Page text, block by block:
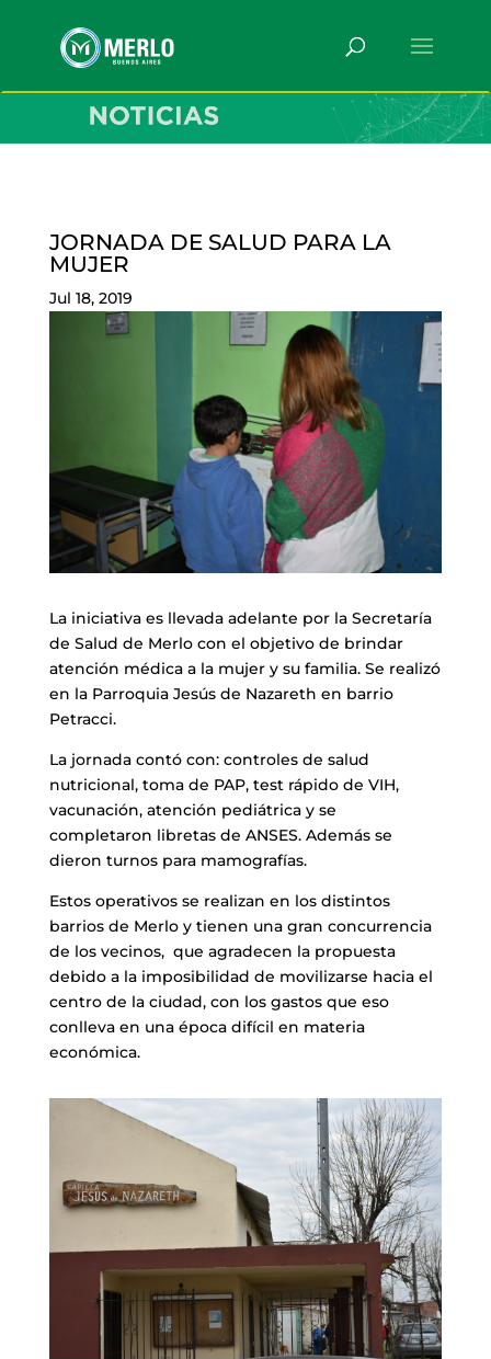
JORNADA DE SALUD PARA LA
MUJER
Jul 18, 2019
La iniciativa es llevada adelante por la Secretaría
de Salud de Merlo con el objetivo de brindar
atención médica a la mujer y su familia. Se realizó
en la Parroquia Jesús de Nazareth en barrio
Petracci.
La jornada contó con: controles de salud
nutricional, toma de PAP, test rápido de VIH,
vacunación, atención pediátrica y se
completaron libretas de ANSES. Además se
dieron turnos para mamografías.
Estos operativos se realizan en los distintos
barrios de Merlo y tienen una gran concurrencia
de los vecinos, que agradecen la propuesta
debido a la imposibilidad de movilizarse hacia el
centro de la ciudad, con los gastos que eso
conlleva en una época difícil en materia
económica.